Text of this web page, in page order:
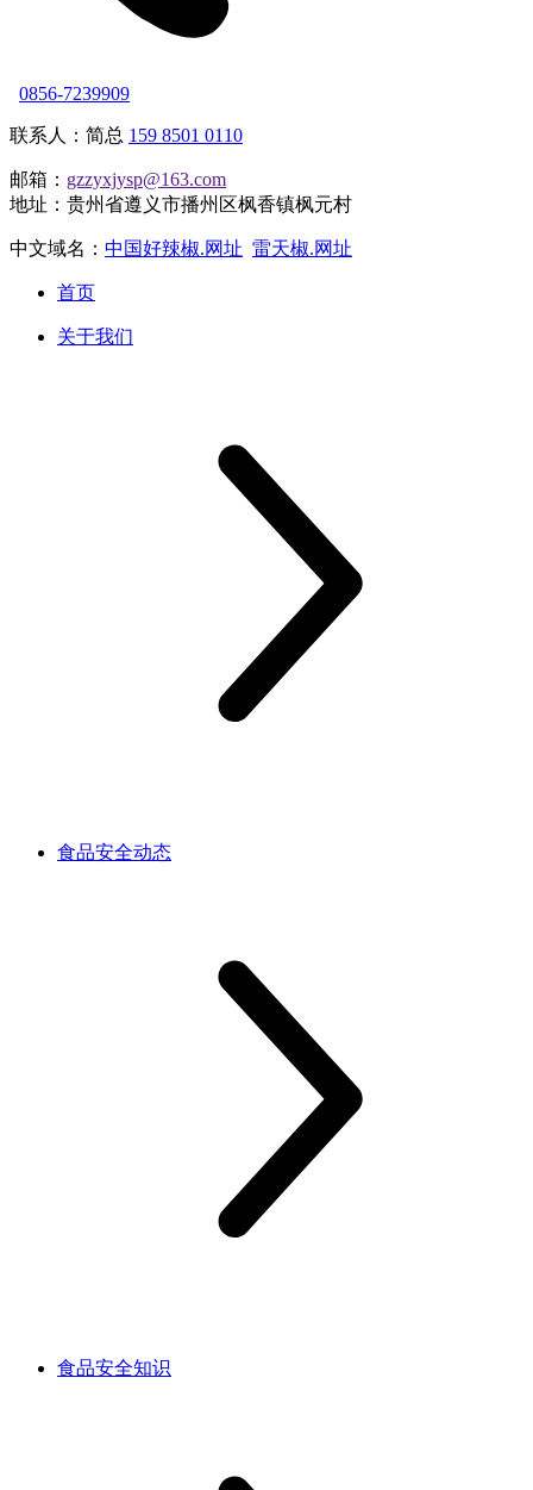
0856-7239909
联系人：简总 159 8501 0110
邮箱： gzzyxjysp@163.com
地址：贵州省遵义市播州区枫香镇枫元村
中文域名： 中国好辣椒.网址 雷天椒.网址
首页
关于我们
食品安全动态
食品安全知识